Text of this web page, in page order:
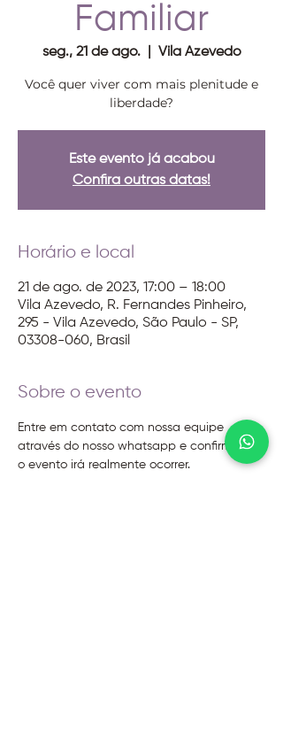
Familiar
seg., 21 de ago.
  |
Vila Azevedo
Você quer viver com mais plenitude e
liberdade?
Este evento já acabou
Confira outras datas!
Horário e local
21 de ago. de 2023, 17:00 – 18:00
Vila Azevedo, R. Fernandes Pinheiro,
295 - Vila Azevedo, São Paulo - SP,
03308-060, Brasil
Sobre o evento
Entre em contato com nossa equipe
através do nosso whatsapp e confirme se
o evento irá realmente ocorrer.